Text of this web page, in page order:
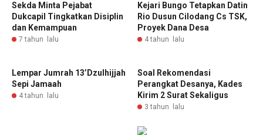
Sekda Minta Pejabat
Dukcapil Tingkatkan Disiplin
dan Kemampuan
7 tahun lalu
Kejari Bungo Tetapkan Datin
Rio Dusun Cilodang Cs TSK,
Proyek Dana Desa
4 tahun lalu
Lempar Jumrah 13’Dzulhijjah
Sepi Jamaah
4 tahun lalu
Soal Rekomendasi
Perangkat Desanya, Kades
Kirim 2 Surat Sekaligus
3 tahun lalu